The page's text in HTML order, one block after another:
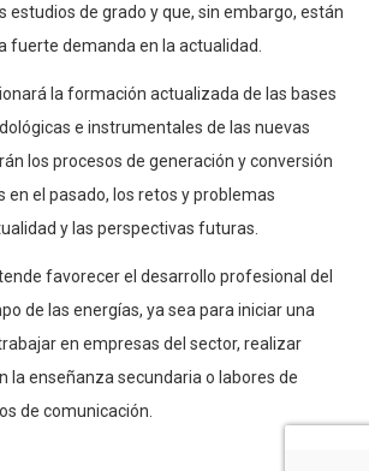
estudios de grado y que, sin embargo, están
fuerte demanda en la actualidad.
la formación actualizada de las bases
e instrumentales de las nuevas
los procesos de generación y conversión
en el pasado, los retos y problemas
y las perspectivas futuras.
favorecer el desarrollo profesional del
de las energías, ya sea para iniciar una
en empresas del sector, realizar
la enseñanza secundaria o labores de
de comunicación.